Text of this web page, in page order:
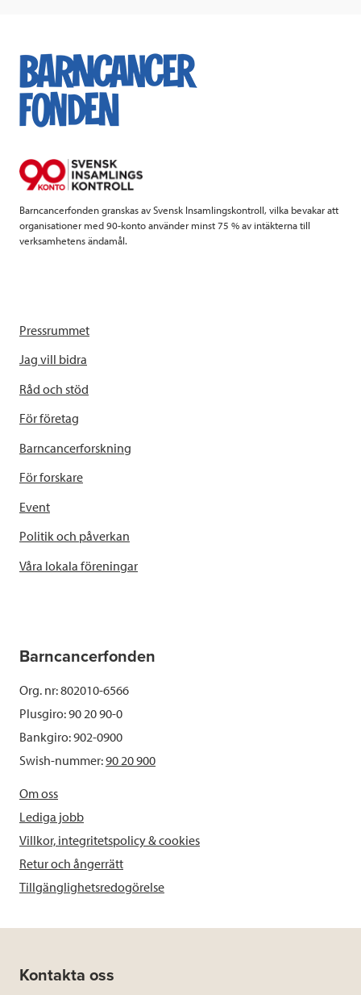
Barncancerfonden granskas av Svensk Insamlingskontroll, vilka bevakar att
organisationer med 90-konto använder minst 75 % av intäkterna till
verksamhetens ändamål.
Pressrummet
Jag vill bidra
Råd och stöd
För företag
Barncancerforskning
För forskare
Event
Politik och påverkan
Våra lokala föreningar
Barncancerfonden
Org. nr: 802010-6566
Plusgiro: 90 20 90-0
Bankgiro: 902-0900
Swish-nummer:90 20 900
Om oss
Lediga jobb
Villkor, integritetspolicy & cookies
Retur och ångerrätt
Tillgänglighetsredogörelse
Kontakta oss